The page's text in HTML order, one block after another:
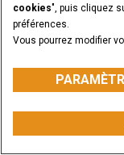
Annonces légales
Avis de confidentialité
CASE Construction
cookies", puis cliquez
préférences.
Vous pourrez modifier